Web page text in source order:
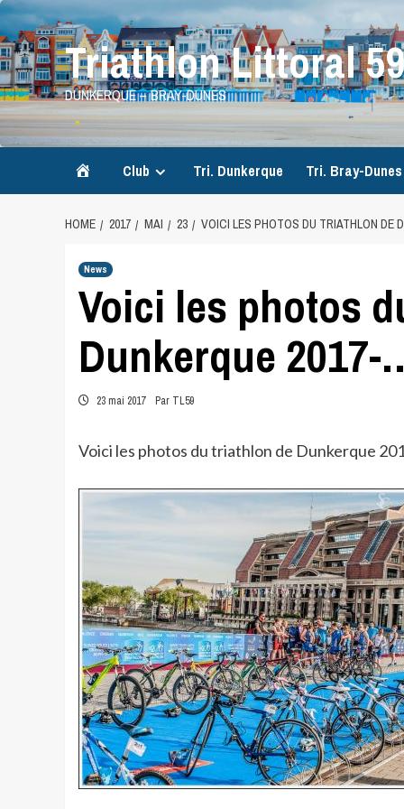
Skip
to
content
Triathlon Littoral
DUNKERQUE – BRAY-DUNES
Accueil
Club Tri. Dunkerque Tri. Bray-Dunes
HOME 2017 MAI 23 VOICI LES PHOTOS DU TRIATHLON DE
News
Voici les photos
Dunkerque
23 mai 2017 Par TL59
Voici les photos du triathlon de Dunkerque